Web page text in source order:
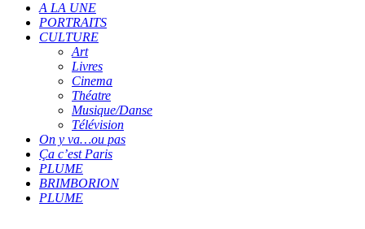
A LA UNE
PORTRAITS
CULTURE
Art
Livres
Cinema
Théatre
Musique/Danse
Télévision
On y va…ou pas
Ça c’est Paris
PLUME
BRIMBORION
PLUME